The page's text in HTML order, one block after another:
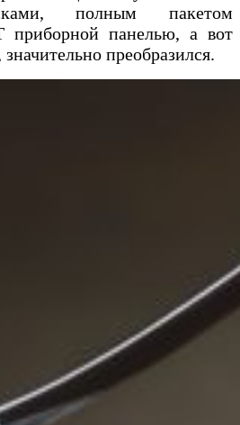
полным пакетом
приборной панелью, а вот
преобразился.